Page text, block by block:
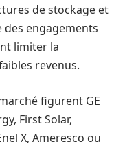
de stockage et
des engagements
limiter la
revenus.
figurent GE
First Solar,
X, Ameresco ou